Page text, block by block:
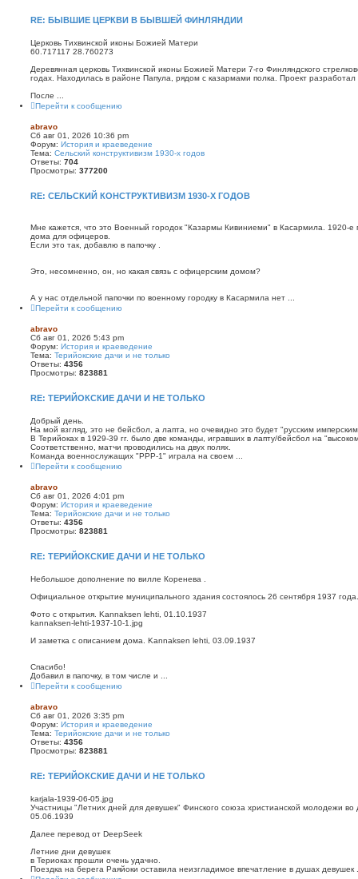
RE: БЫВШИЕ ЦЕРКВИ В БЫВШЕЙ ФИНЛЯНДИИ
Церковь Тихвинской иконы Божией Матери
60.717117 28.760273
Деревянная церковь Тихвинской иконы Божией Матери 7-го Финляндского
годах. Находилась в районе Папула, рядом с казармами полка. Проект
После ...
Перейти к сообщению
abravo
Сб авг 01, 2026 10:36 pm
Форум: История и краеведение
Тема: Сельский конструктивизм 1930-х годов
Ответы: 704
Просмотры: 377200
RE: СЕЛЬСКИЙ КОНСТРУКТИВИЗМ 1930-Х ГОДОВ
Мне кажется, что это Военный городок "Казармы Кивиниеми" в Касармила. 1920-е
дома для офицеров.
Если это так, добавлю в папочку .
Это, несомненно, он, но какая связь с офицерским домом?
А у нас отдельной папочки по военному городку в Касармила нет ...
Перейти к сообщению
abravo
Сб авг 01, 2026 5:43 pm
Форум: История и краеведение
Тема: Терийокские дачи и не только
Ответы: 4356
Просмотры: 823881
RE: ТЕРИЙОКСКИЕ ДАЧИ И НЕ ТОЛЬКО
Добрый день.
На мой взгляд, это не бейсбол, а лапта, но очевидно это будет "русским
В Терийоках в 1929-39 гг. было две команды, игравших в лапту/бейсбол на
Соответственно, матчи проводились на двух полях.
Команда военнослужащих "РРР-1" играла на своем ...
Перейти к сообщению
abravo
Сб авг 01, 2026 4:01 pm
Форум: История и краеведение
Тема: Терийокские дачи и не только
Ответы: 4356
Просмотры: 823881
RE: ТЕРИЙОКСКИЕ ДАЧИ И НЕ ТОЛЬКО
Небольшое дополнение по вилле Коренева .
Официальное открытие муниципального здания состоялось 26 сентября 1937 года.
Фото с открытия. Kannaksen lehti, 01.10.1937
kannaksen-lehti-1937-10-1.jpg
И заметка с описанием дома. Kannaksen lehti, 03.09.1937
Спасибо!
Добавил в папочку, в том числе и ...
Перейти к сообщению
abravo
Сб авг 01, 2026 3:35 pm
Форум: История и краеведение
Тема: Терийокские дачи и не только
Ответы: 4356
Просмотры: 823881
RE: ТЕРИЙОКСКИЕ ДАЧИ И НЕ ТОЛЬКО
karjala-1939-06-05.jpg
Участницы "Летних дней для девушек" Финского союза христианской молодежи во
05.06.1939
Далее перевод от DeepSeek
Летние дни девушек
в Териоках прошли очень удачно.
Поездка на берега Раяйоки оставила неизгладимое впечатление в душах девушек